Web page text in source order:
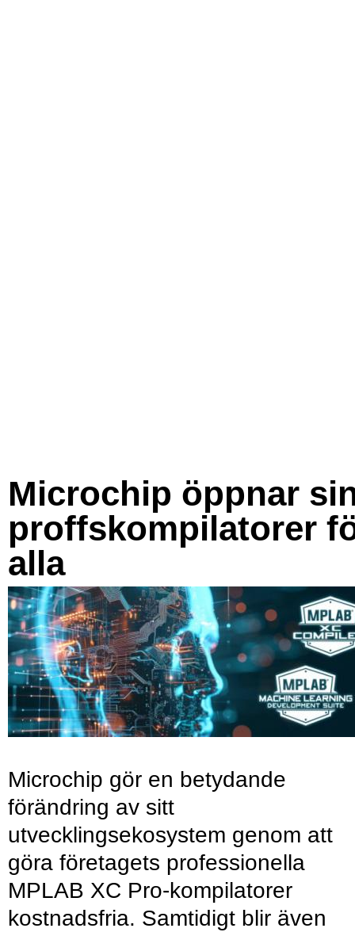
Microchip öppnar
proffskompilatorer
alla
Microchip gör en betydande
förändring av sitt
utvecklingsekosystem genom att
göra företagets professionella
MPLAB XC Pro-kompilatorer
kostnadsfria. Samtidigt blir även